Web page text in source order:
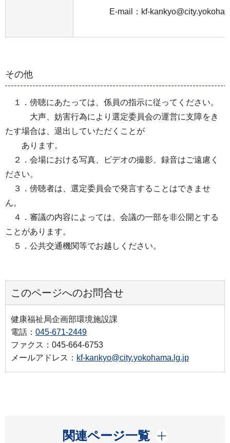
E-mail：kf-
その他
１．傍聴にあたっては、係員の指示に従ってください。
大声、妨害行為により選定委員会の運営に支障をき
たす場合は、退出していただくことが
あります。
２．会場における写真、ビデオの撮影、録音はご遠慮く
ださい。
３．傍聴者は、選定委員会で発言することはできませ
ん。
４．審議の内容によっては、会議の一部を非公開とする
ことがあります。
５．公共交通機関等でお越しください。
このページへのお問合せ
健康福祉局企画部環境施設課
電話： 045-671-2449
ファクス：045-664-6753
メールアドレス： kf-kankyo@city.yokohama.lg.jp
関連ページ一覧
開く